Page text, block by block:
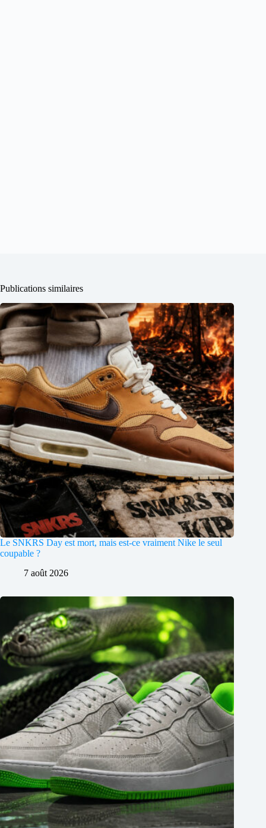
Publications similaires
Le SNKRS Day est mort, mais est-ce vraiment Nike le seul
coupable ?
7 août 2026